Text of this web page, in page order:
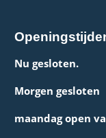
Nu gesloten.
Morgen gesloten
maandag open